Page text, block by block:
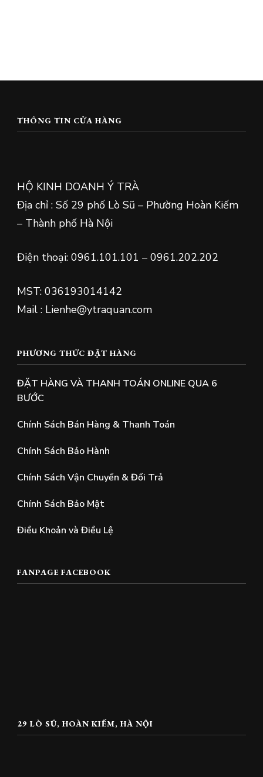
THÔNG TIN CỬA HÀNG
HỘ KINH DOANH Ý TRÀ
Địa chỉ : Số 29 phố Lò Sũ – Phường Hoàn Kiếm
– Thành phố Hà Nội
Điện thoại: 0961.101.101 – 0961.202.202
MST: 036193014142
Mail : Lienhe@ytraquan.com
PHƯƠNG THỨC ĐẶT HÀNG
ĐẶT HÀNG VÀ THANH TOÁN ONLINE QUA 6
BƯỚC
Chính Sách Bán Hàng & Thanh Toán
Chính Sách Bảo Hành
Chính Sách Vận Chuyển & Đổi Trả
Chính Sách Bảo Mật
Điều Khoản và Điều Lệ
FANPAGE FACEBOOK
29 LÒ SŨ, HOÀN KIẾM, HÀ NỘI